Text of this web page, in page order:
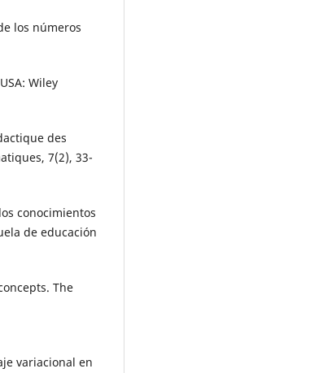
los números
Wiley
des
7(2), 33-
conocimientos
de educación
The
variacional en